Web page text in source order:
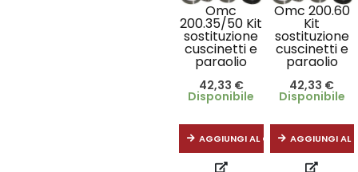
Omc
200.35/50 Kit
sostituzione
cuscinetti e
paraolio
42,33 €
Disponibile
AGGIUNGI AL CARRELLO
Omc 200.60
Kit
sostituzione
cuscinetti e
paraolio
42,33 €
Disponibile
AGGIUNGI AL